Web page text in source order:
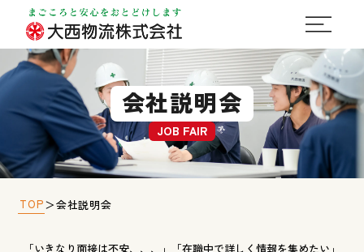
会社説明会
JOB FAIR
TOP＞会社説明会
「いきなり面接は不安、、、」「在職中で詳しく情報を集めたい」